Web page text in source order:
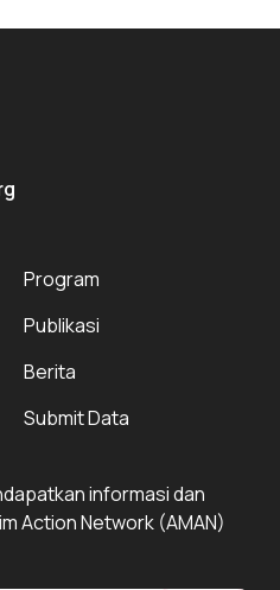
Program
Publikasi
Berita
Submit Data
informasi dan
Action Network (AMAN)